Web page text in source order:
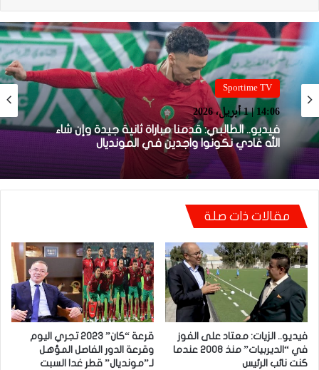
Sportime TV
14:06 | 1 أبريل، 2026
فيديو.. الطالبي: قدمنا مباراة ثانية جيدة وإن شاء
الله غادي نكونوا واجدين في المونديال
مقالات ذات صلة
فيديو.. الزيات: معتاد على الفوز
في “الديربيات” منذ 2008 عندما
كنت نائب الرئيس
قرعة “كان” 2023 تجري اليوم
وقرعة الدور الفاصل المؤهل
لـ”مونديال” قطر غدا السبت